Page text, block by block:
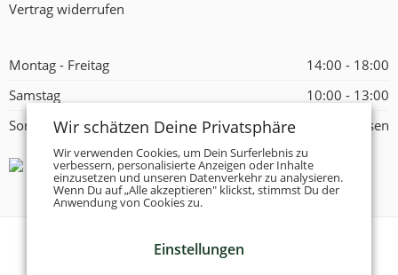
Vertrag widerrufen
Montag - Freitag
14:00 - 18:00
Samstag
10:00 - 13:00
Sonntag
Geschlossen
Tanzschuhe Otto München e.K.
Wir schätzen Deine Privatsphäre
Wir verwenden Cookies, um Dein Surferlebnis zu
verbessern, personalisierte Anzeigen oder Inhalte
einzusetzen und unseren Datenverkehr zu analysieren.
Wenn Du auf „Alle akzeptieren" klickst, stimmst Du der
Anwendung von Cookies zu.
Einstellungen